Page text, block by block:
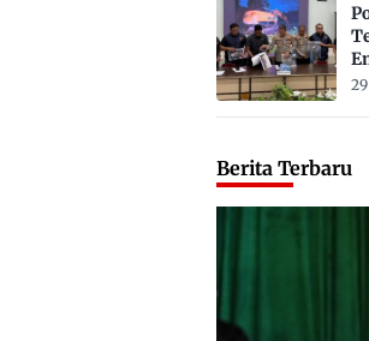
Berita Terbaru